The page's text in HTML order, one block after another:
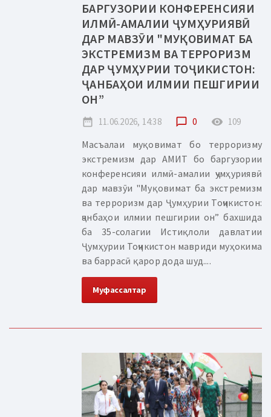
БАРГУЗОРИИ КОНФЕРЕНСИЯИ
ИЛМӢ-АМАЛИИ ҶУМҲУРИЯВӢ
ДАР МАВЗӮИ "МУҚОВИМАТ БА
ЭКСТРЕМИЗМ ВА ТЕРРОРИЗМ
ДАР ҶУМҲУРИИ ТОҶИКИСТОН:
ҶАНБАҲОИ ИЛМИИ ПЕШГИРИИ
ОН”
date_range 11.06.2026, 14:38 chat_bubble_outline 0 remove_red_eye 109
Масъалаи муқовимат бо терроризму
экстремизм дар АМИТ бо баргузории
конференсияи илмӣ-амалии ҷумҳуриявӣ
дар мавзӯи "Муқовимат ба экстремизм
ва терроризм дар Ҷумҳурии Тоҷикистон:
ҷанбаҳои илмии пешгирии он” бахшида
ба 35-солагии Истиқлоли давлатии
Ҷумҳурии Тоҷикистон мавриди муҳокима
ва баррасӣ қарор дода шуд....
Муфассалтар